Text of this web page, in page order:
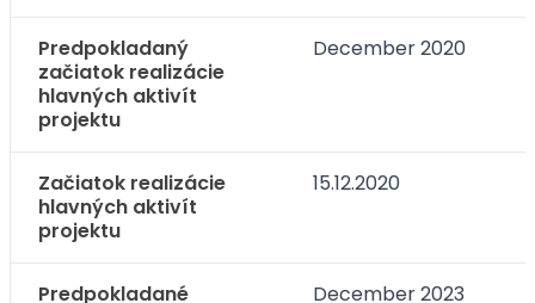
Predpokladaný
začiatok realizácie
hlavných aktivít
projektu
December 2020
Začiatok realizácie
hlavných aktivít
projektu
15.12.2020
Predpokladané
December 2023